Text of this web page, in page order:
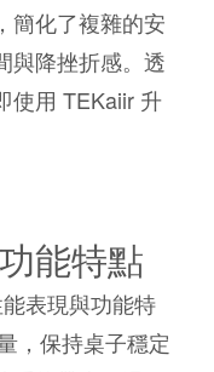
簡化了複雜的安
與降挫折感。透
使用 TEKaiir 升
能特點
表現與功能特
，保持桌子穩定